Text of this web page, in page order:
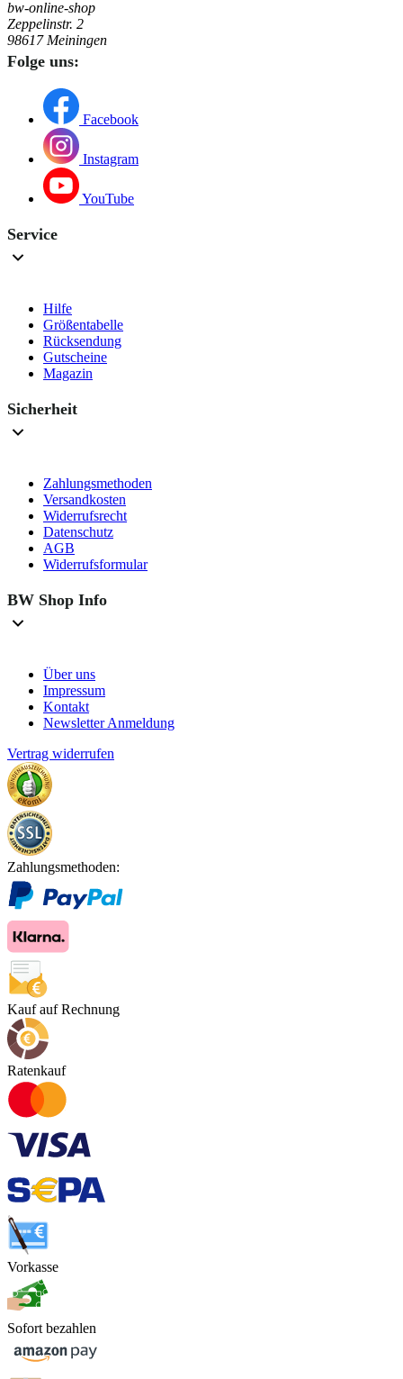
bw-online-shop
Zeppelinstr. 2
98617 Meiningen
Folge uns:
Facebook
Instagram
YouTube
Service
Hilfe
Größentabelle
Rücksendung
Gutscheine
Magazin
Sicherheit
Zahlungsmethoden
Versandkosten
Widerrufsrecht
Datenschutz
AGB
Widerrufsformular
BW Shop Info
Über uns
Impressum
Kontakt
Newsletter Anmeldung
Vertrag widerrufen
Zahlungsmethoden:
Kauf auf Rechnung
Ratenkauf
Vorkasse
Sofort bezahlen